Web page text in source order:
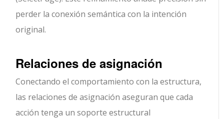
perder la conexión semántica con la intención
original.
Relaciones de asignación
Conectando el comportamiento con la estructura,
las relaciones de asignación aseguran que cada
acción tenga un soporte estructural